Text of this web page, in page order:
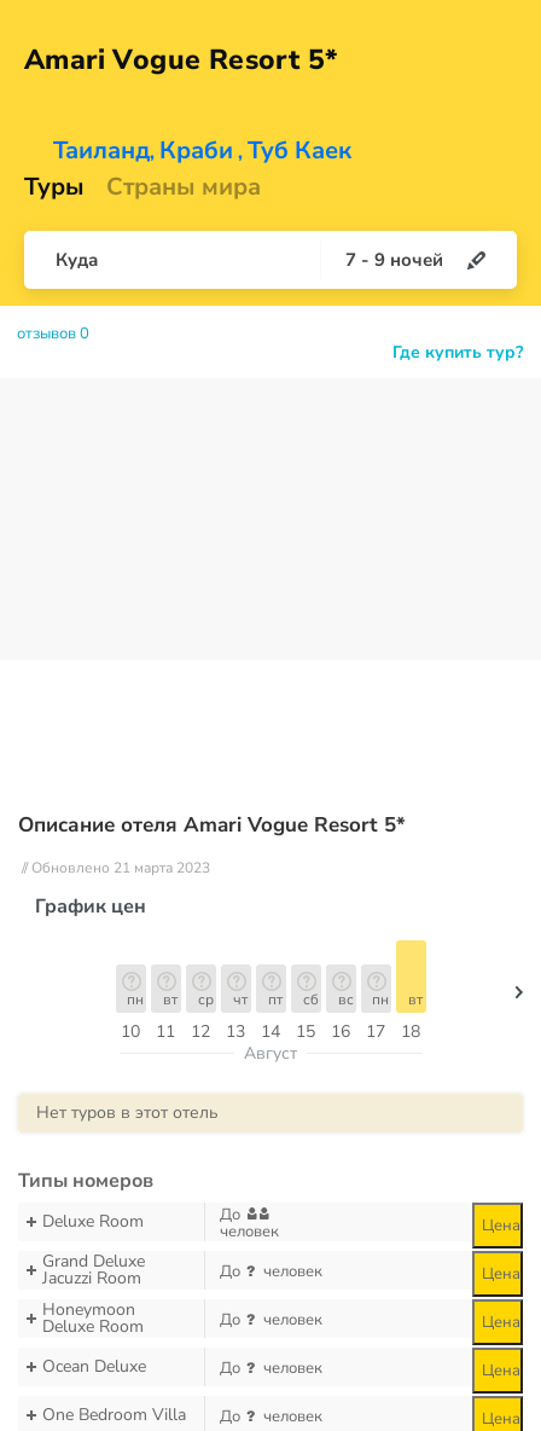
Amari Vogue Resort 5*
Таиланд, Краби , Туб Каек
Туры
Страны мира
Куда 7 - 9 ночей
Где купить тур?
отзывов 0
Описание отеля Amari Vogue Resort 5*
// Обновлено 21 марта 2023
График цен
10
пн
11
вт
12
ср
13
чт
14
пт
15
сб
16
вс
17
пн
18
вт
Август
Нет туров в этот отель
Типы номеров
Deluxe Room До
человек Цена
Grand Deluxe
Jacuzzi Room До человек Цена
Honeymoon
Deluxe Room До человек Цена
Ocean Deluxe До человек Цена
One Bedroom Villa До человек Цена